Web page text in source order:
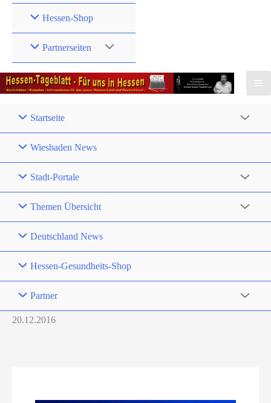
Hessen-Shop
Partnerseiten
Startseite
Wiesbaden News
Stadt-Portale
Themen Übersicht
Deutschland News
Hessen-Gesundheits-Shop
Partner
20.12.2016